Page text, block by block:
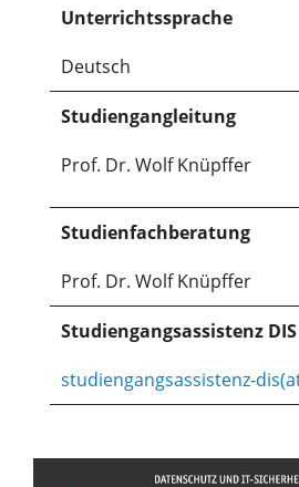
Unterrichtssprache
Deutsch
Studiengangleitung
Prof. Dr. Wolf Knüpffer
Studienfachberatung
Prof. Dr. Wolf Knüpffer
Studiengangsassistenz DIS
studiengangsassistenz-